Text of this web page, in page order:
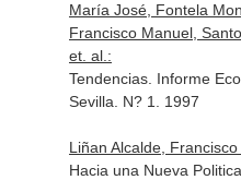
María José, Fontela
Francisco Manuel,
et. al.:
Tendencias. Informe
Sevilla. N? 1. 1997
Liñan Alcalde,
Hacia una Nueva